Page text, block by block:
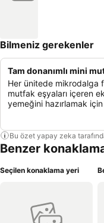
Bilmeniz gerekenler
Tam donanımlı mini
Her ünitede mikrodalga
mutfak eşyaları içeren
yemeğini hazırlamak
Bu özet yapay zeka
Benzer
Seçilen konaklama yeri